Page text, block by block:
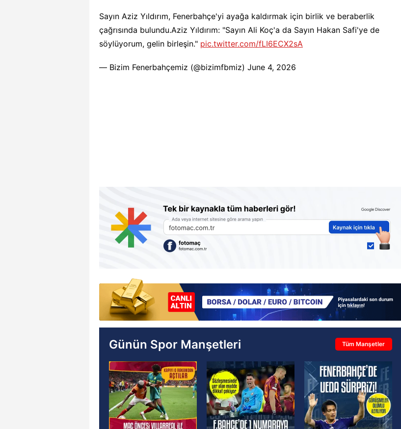
Sayın Aziz Yıldırım, Fenerbahçe'yi ayağa kaldırmak için birlik ve beraberlik
çağrısında bulundu.Aziz Yıldırım: "Sayın Ali Koç'a da Sayın Hakan Safi'ye de
söylüyorum, gelin birleşin." pic.twitter.com/fLI6ECX2sA
— Bizim Fenerbahçemiz (@bizimfbmiz) June 4, 2026
Günün Spor Manşetleri Tüm Manşetler